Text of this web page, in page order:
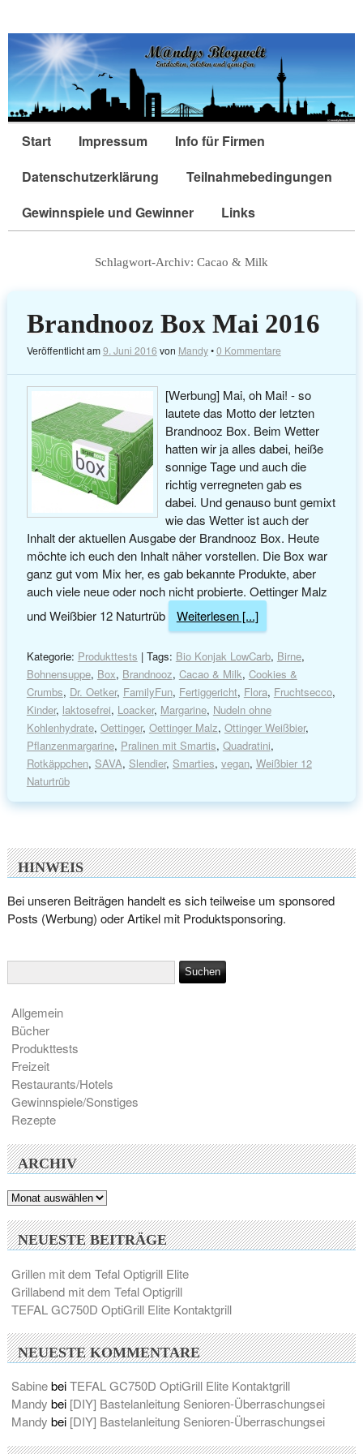
Start Impressum
Info für Firmen
Datenschutzerklärung
Teilnahmebedingungen
Gewinnspiele und Gewinner
Links
Schlagwort-Archiv: Cacao & Milk
Brandnooz Box Mai 2016
Veröffentlicht am9. Juni 2016 von Mandy•0 Kommentare
[Werbung] Mai, oh Mai! - so
lautete das Motto der letzten
Brandnooz Box. Beim Wetter
hatten wir ja alles dabei, heiße
sonnige Tage und auch die
richtig verregneten gab es
dabei. Und genauso bunt gemixt
wie das Wetter ist auch der
Inhalt der aktuellen Ausgabe der Brandnooz Box. Heute
möchte ich euch den Inhalt näher vorstellen. Die Box war
ganz gut vom Mix her, es gab bekannte Produkte, aber
auch viele neue oder noch nicht probierte. Oettinger Malz
und Weißbier 12 Naturtrüb
Weiterlesen [...]
Kategorie: Produkttests | Tags: Bio Konjak LowCarb, Birne,
Bohnensuppe, Box, Brandnooz, Cacao & Milk, Cookies &
Crumbs, Dr. Oetker, FamilyFun, Fertiggericht, Flora, Fruchtsecco,
Kinder, laktosefrei, Loacker, Margarine, Nudeln ohne
Kohlenhydrate, Oettinger, Oettinger Malz, Ottinger Weißbier,
Pflanzenmargarine, Pralinen mit Smartis, Quadratini,
Rotkäppchen, SAVA, Slendier, Smarties, vegan, Weißbier 12
Naturtrüb
HINWEIS
Bei unseren Beiträgen handelt es sich teilweise um sponsored
Posts (Werbung) oder Artikel mit Produktsponsoring.
Allgemein
Bücher
Produkttests
Freizeit
Restaurants/Hotels
Gewinnspiele/Sonstiges
Rezepte
ARCHIV
Archiv
NEUESTE BEITRÄGE
Grillen mit dem Tefal Optigrill Elite
Grillabend mit dem Tefal Optigrill
TEFAL GC750D OptiGrill Elite Kontaktgrill
NEUESTE KOMMENTARE
SabinebeiTEFAL GC750D OptiGrill Elite Kontaktgrill
Mandy bei [DIY] Bastelanleitung Senioren-Überraschungsei
Mandy bei [DIY] Bastelanleitung Senioren-Überraschungsei